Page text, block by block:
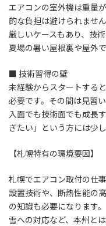
エアコンの室外機は重量
的な負担は避けられませ
厳しいケースもあり、技
夏場の暑い屋根裏や屋外
■ 技術習得の壁
未経験からスタートする
必要です。その間は見習
入面でも技術面でも成長
ぎたい」という方には少
【札幌特有の環境要因】
札幌でエアコン取付の仕
設置技術や、断熱性能の
の知識も必要になります
雪への対応など、本州と